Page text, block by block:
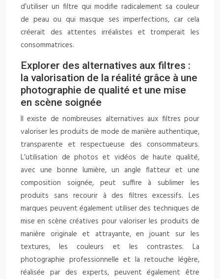
d’utiliser un filtre qui modifie radicalement sa couleur
de peau ou qui masque ses imperfections, car cela
créerait des attentes irréalistes et tromperait les
consommatrices.
Explorer des alternatives aux filtres :
la valorisation de la réalité grâce à une
photographie de qualité et une mise
en scène soignée
Il existe de nombreuses alternatives aux filtres pour
valoriser les produits de mode de manière authentique,
transparente et respectueuse des consommateurs.
L’utilisation de photos et vidéos de haute qualité,
avec une bonne lumière, un angle flatteur et une
composition soignée, peut suffire à sublimer les
produits sans recourir à des filtres excessifs. Les
marques peuvent également utiliser des techniques de
mise en scène créatives pour valoriser les produits de
manière originale et attrayante, en jouant sur les
textures, les couleurs et les contrastes. La
photographie professionnelle et la retouche légère,
réalisée par des experts, peuvent également être